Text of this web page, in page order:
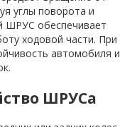
углы поворота и
ШРУС обеспечивает
ходовой части. При
автомобиля и
ШРУСа